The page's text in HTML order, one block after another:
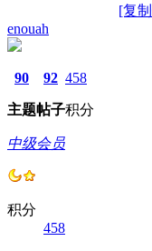
[复
enouah
90
主题
92
帖子
458
积分
中级会员
积分
458